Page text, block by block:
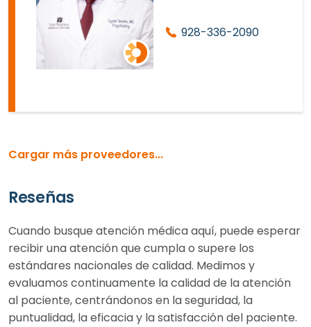
928-336-2090
Cargar más proveedores...
Reseñas
Cuando busque atención médica aquí, puede esperar
recibir una atención que cumpla o supere los
estándares nacionales de calidad. Medimos y
evaluamos continuamente la calidad de la atención
al paciente, centrándonos en la seguridad, la
puntualidad, la eficacia y la satisfacción del paciente.